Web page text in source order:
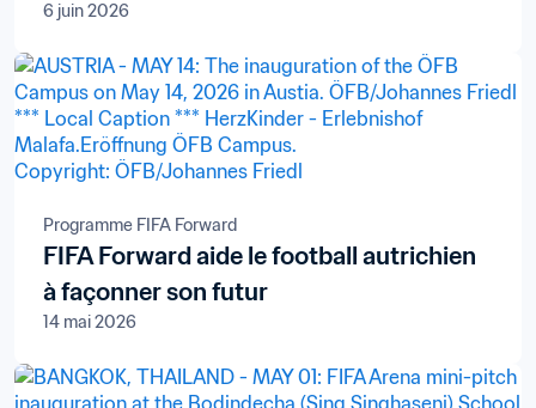
6 juin 2026
Programme FIFA Forward
FIFA Forward aide le football autrichien
à façonner son futur
14 mai 2026